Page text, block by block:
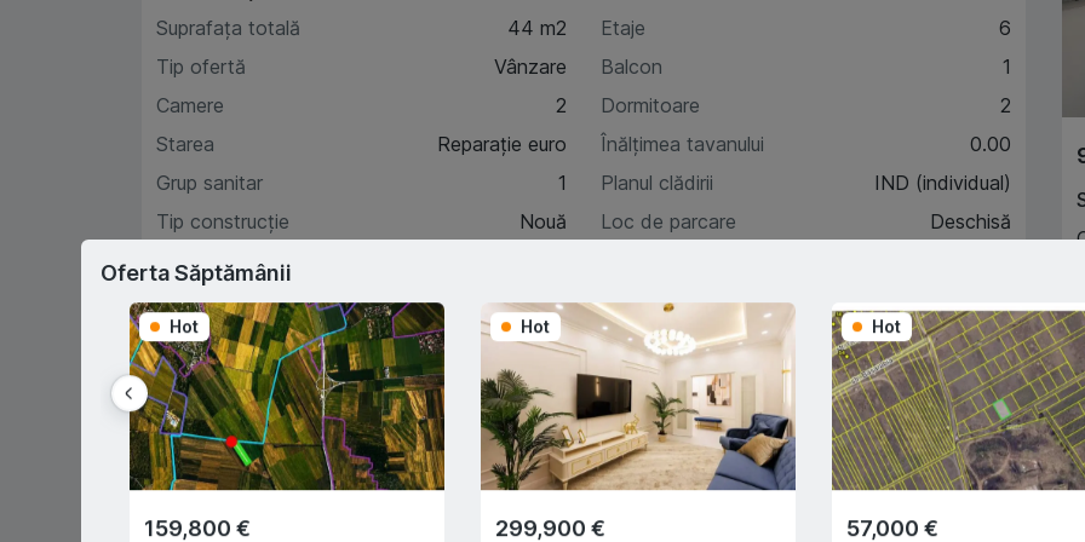
Suprafața totală
44 m2
Tip ofertă
Vânzare
Camere
2
Starea
Reparație euro
Grup sanitar
1
Tip construcție
Nouă
Etaj
Etaje
6
Balcon
1
Dormitoare
2
Înălțimea tavanului
0.00
Planul clădirii
IND (individual)
Loc de parcare
Deschisă
Caracteristici
Descriere
Oferta Săptămânii
Hot
159,800 €
Hot
299,900 €
Hot
57,000 €